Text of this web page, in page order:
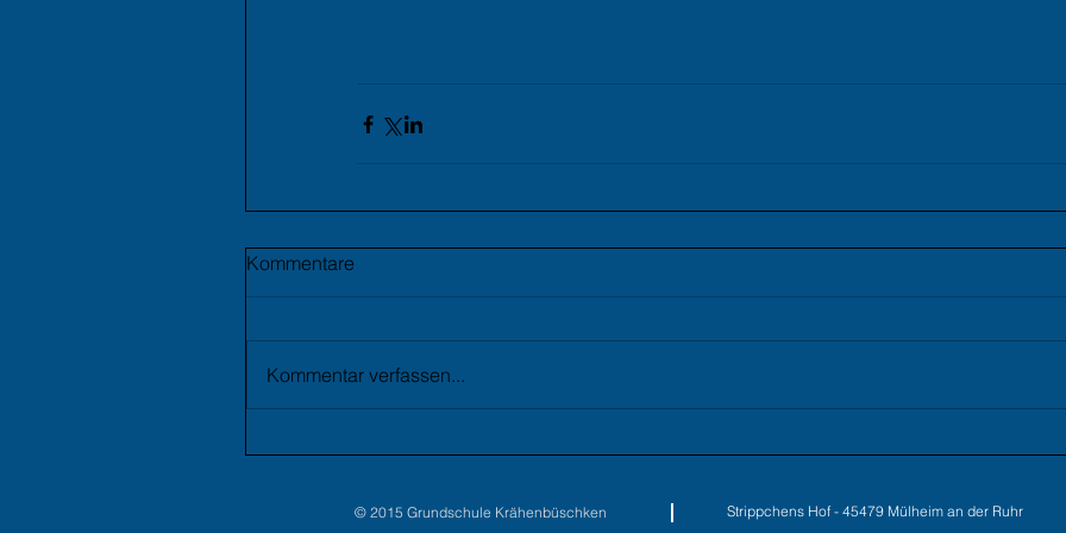
Kommentare
Kommentar verfassen...
© 2015 Grundschule Krähenbüschken Strippchens Hof - 45479 Mülheim an